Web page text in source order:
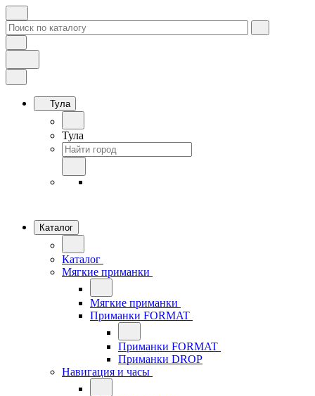
Тула
Тула
Каталог
Каталог
Мягкие приманки
Мягкие приманки
Приманки FORMAT
Приманки FORMAT
Приманки DROP
Навигация и часы